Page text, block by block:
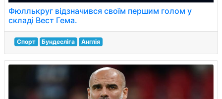
Фюллькруг відзначився своїм першим голом у
складі Вест Гема.
Спорт Бундесліга Англія